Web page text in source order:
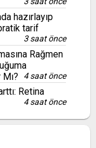
hazırlayıp
tarif
3 saat önce
Rağmen
4 saat önce
Retina
4 saat önce